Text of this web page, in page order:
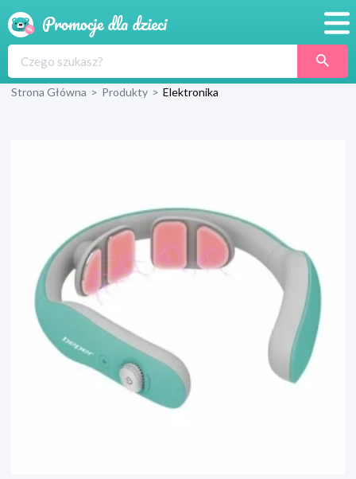
Produkty
Wyprawka
Strona Główna > Produkty > Elektronika